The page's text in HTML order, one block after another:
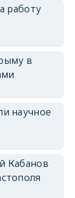
erid: 2SDnjdvhGXG
работу
в
научное
Кабанов